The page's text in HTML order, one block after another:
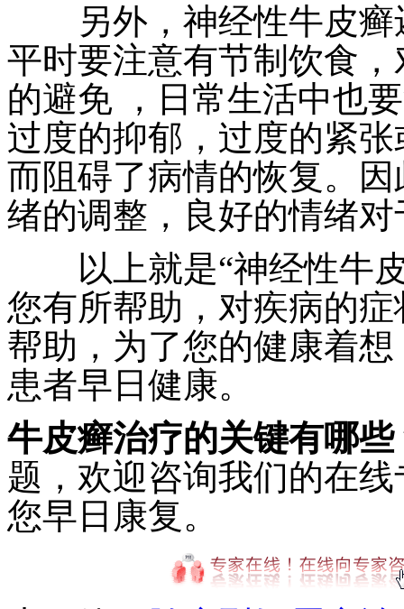
另外，神经性牛皮癣
平时要注意有节制饮食
的避免 ，日常生活中也
过度的抑郁，过度的紧
而阻碍了病情的恢复。
绪的调整，良好的情绪
以上就是“神经性牛皮
您有所帮助，对疾病的
帮助，为了您的健康着
患者早日健康。
牛皮癣治疗的关键有哪些
题，欢迎咨询我们的在
您早日康复。